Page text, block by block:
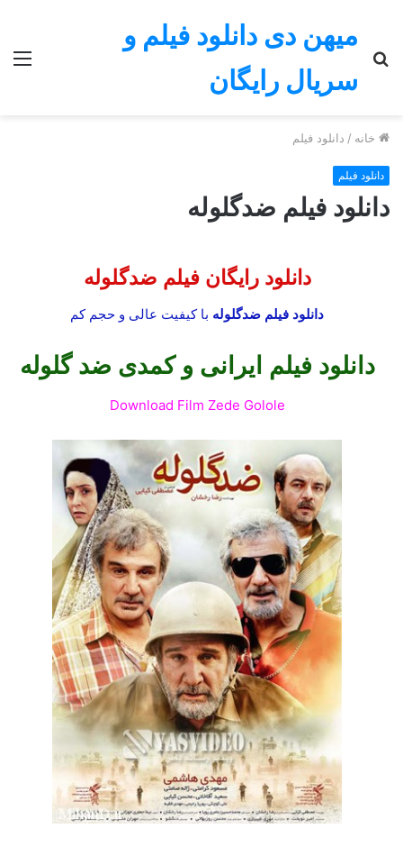
میهن دی دانلود فیلم و
سریال رایگان
جستجو
برای
خانه / دانلود فیلم
دانلود فیلم
دانلود فیلم ضدگلوله
دانلود رایگانفیلم ضدگلوله
دانلود فیلم ضدگلوله با کیفیت عالی و حجم کم
دانلود فیلم ایرانی و کمدی ضد گلوله
Download Film Zede Golole